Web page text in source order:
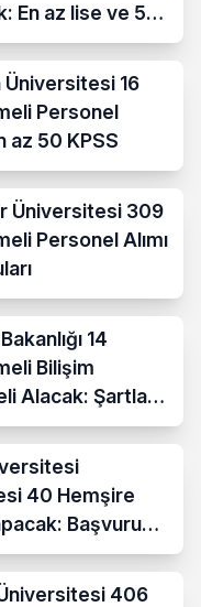
En az lise ve 50
Üniversitesi 16
Personel
az 50 KPSS
Üniversitesi 309
Personel Alımı
14
Bilişim
Alacak: Şartlar
40 Hemşire
Başvuru
KPSS Puanı
406